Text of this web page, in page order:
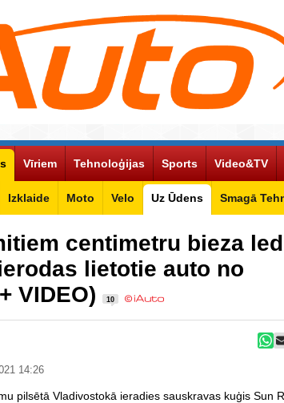
Izklaide Moto Velo Uz Ūdens Smagā
Vīriem Tehnoloģijas Sports Video&TV
centimetru bieza
lietotie auto no
VIDEO)
10
14:26
pilsētā Vladivostokā ieradies sauskravas kuģis Sun